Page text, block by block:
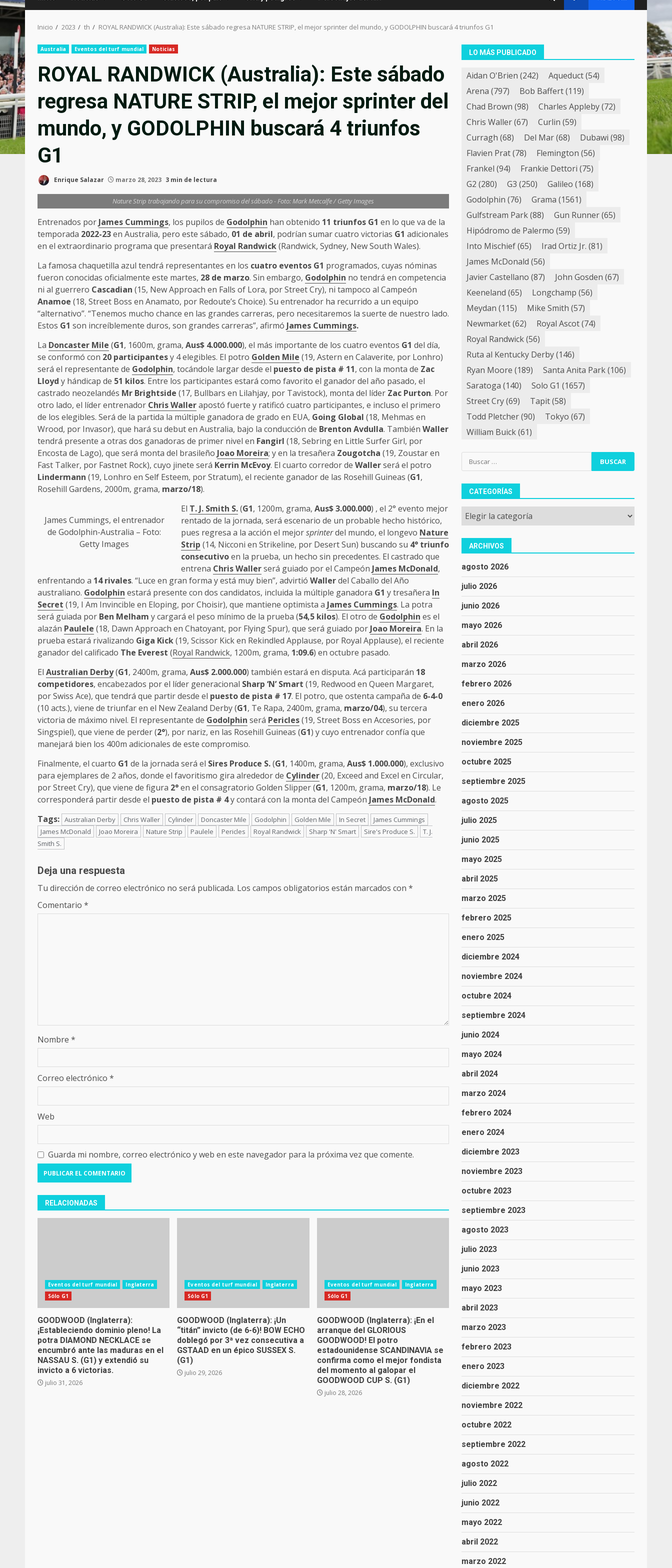
Inicio 2023 th ROYAL RANDWICK (Australia): Este sábado regresa NATURE STRIP, el mejor sprinter del mundo, y GODOLPHIN buscará 4 triunfos G1
Australia Eventos del turf mundial Noticias
ROYAL RANDWICK (Australia): Este sábado
regresa NATURE STRIP, el mejor sprinter del
mundo, y GODOLPHIN buscará 4 triunfos
G1
Enrique Salazar marzo 28, 2023 3 min de lectura
Nature Strip trabajando para su compromiso del sábado - Foto: Mark Metcalfe / Getty Images
Entrenados por James Cummings, los pupilos de Godolphin han obtenido 11 triunfos G1 en lo que va de la
temporada 2022-23en Australia, pero este sábado, 01 de abril, podrían sumar cuatro victorias G1 adicionales
en el extraordinario programa que presentará Royal Randwick(Randwick, Sydney, New South Wales).
La famosa chaquetilla azul tendrá representantes en los cuatro eventos G1 programados, cuyas nóminas
fueron conocidas oficialmente este martes, 28 de marzo. Sin embargo, Godolphin no tendrá en competencia
ni al guerrero Cascadian (15, New Approach en Falls of Lora, por Street Cry), ni tampoco al Campeón
Anamoe (18, Street Boss en Anamato, por Redoute’s Choice). Su entrenador ha recurrido a un equipo
“alternativo”. “Tenemos mucho chance en las grandes carreras, pero necesitaremos la suerte de nuestro lado.
Estos G1 son increíblemente duros, son grandes carreras”, afirmó James Cummings.
La Doncaster Mile (G1, 1600m, grama, Aus$ 4.000.000), el más importante de los cuatro eventos G1 del día,
se conformó con 20 participantesy 4 elegibles. El potro Golden Mile (19, Astern en Calaverite, por Lonhro)
será el representante de Godolphin, tocándole largar desde el puesto de pista # 11, con la monta de Zac
Lloyd y hándicap de 51 kilos. Entre los participantes estará como favorito el ganador del año pasado, el
castrado neozelandés Mr Brightside (17, Bullbars en Lilahjay, por Tavistock), monta del líder Zac Purton. Por
otro lado, el líder entrenador Chris Wallerapostó fuerte y ratificó cuatro participantes, e incluso el primero
de los elegibles. Será de la partida la múltiple ganadora de grado en EUA, Going Global (18, Mehmas en
Wrood, por Invasor), que hará su debut en Australia, bajo la conducción de Brenton Avdulla. También Waller
tendrá presente a otras dos ganadoras de primer nivel en Fangirl (18, Sebring en Little Surfer Girl, por
Encosta de Lago), que será monta del brasileño Joao Moreira; y en la tresañera Zougotcha (19, Zoustar en
Fast Talker, por Fastnet Rock), cuyo jinete será Kerrin McEvoy. El cuarto corredor de Wallerserá el potro
Lindermann (19, Lonhro en Self Esteem, por Stratum), el reciente ganador de las Rosehill Guineas (G1,
Rosehill Gardens, 2000m, grama, marzo/18).
James Cummings, el entrenador
de Godolphin-Australia – Foto:
Getty Images
El T. J. Smith S.(G1, 1200m, grama, Aus$ 3.000.000) , el 2° evento mejor
rentado de la jornada, será escenario de un probable hecho histórico,
pues regresa a la acción el mejorsprinterdel mundo, el longevo Nature
Strip (14, Nicconi en Strikeline, por Desert Sun) buscando su 4° triunfo
consecutivoen la prueba, un hecho sin precedentes. El castrado que
entrena Chris Wallerserá guiado por el Campeón James McDonald,
enfrentando a 14 rivales. “Luce en gran forma y está muy bien”, advirtió Wallerdel Caballo del Año
australiano. Godolphin estará presente con dos candidatos, incluida la múltiple ganadora G1 y tresañera In
Secret (19, I Am Invincible en Eloping, por Choisir), que mantiene optimista a James Cummings. La potra
será guiada por Ben Melham y cargará el peso mínimo de la prueba (54,5 kilos). El otro de Godolphin es el
alazán Paulele (18, Dawn Approach en Chatoyant, por Flying Spur), que será guiado por Joao Moreira. En la
prueba estará rivalizando Giga Kick(19, Scissor Kick en Rekindled Applause, por Royal Applause), el reciente
ganador del calificado The Everest (Royal Randwick, 1200m, grama, 1:09.6) en octubre pasado.
El Australian Derby(G1, 2400m, grama, Aus$ 2.000.000) también estará en disputa. Acá participarán 18
competidores, encabezados por el líder generacional Sharp ‘N’ Smart (19, Redwood en Queen Margaret,
por Swiss Ace), que tendrá que partir desde el puesto de pista # 17. El potro, que ostenta campaña de 6-4-0
(10 acts.), viene de triunfar en el New Zealand Derby (G1, Te Rapa, 2400m, grama, marzo/04), su tercera
victoria de máximo nivel. El representante de Godolphin será Pericles(19, Street Boss en Accesories, por
Singspiel), que viene de perder (2°), por nariz, en las Rosehill Guineas (G1) y cuyo entrenador confía que
manejará bien los 400m adicionales de este compromiso.
Finalmente, el cuarto G1 de la jornada será el Sires Produce S.(G1, 1400m, grama, Aus$ 1.000.000), exclusivo
para ejemplares de 2 años, donde el favoritismo gira alrededor de Cylinder(20, Exceed and Excel en Circular,
por Street Cry), que viene de figura 2°en el consagratorio Golden Slipper (G1, 1200m, grama, marzo/18). Le
corresponderá partir desde el puesto de pista # 4y contará con la monta del Campeón James McDonald.
Tags: Australian Derby Chris Waller Cylinder Doncaster Mile Godolphin Golden Mile In Secret
James Cummings
James McDonald
Joao Moreira Nature Strip Paulele Pericles Royal Randwick Sharp 'N' Smart Sire's Produce S.
T. J.
Smith S.
Deja una respuesta
Tu dirección de correo electrónico no será publicada. Los campos obligatorios están marcados con *
Comentario *
Nombre *
Correo electrónico *
Web
Guarda mi nombre, correo electrónico y web en este navegador para la próxima vez que comente.
RELACIONADAS
Eventos del turf mundial
Inglaterra
Sólo G1
GOODWOOD (Inglaterra):
¡Estableciendo dominio pleno! La
potra DIAMOND NECKLACE se
encumbró ante las maduras en el
NASSAU S. (G1) y extendió su
invicto a 6 victorias.
julio 31, 2026
Eventos del turf mundial
Inglaterra
Sólo G1
GOODWOOD (Inglaterra): ¡Un
“titán” invicto (de 6-6)! BOW ECHO
doblegó por 3ª vez consecutiva a
GSTAAD en un épico SUSSEX S.
(G1)
julio 29, 2026
Eventos del turf mundial
Inglaterra
Sólo G1
GOODWOOD (Inglaterra): ¡En el
arranque del GLORIOUS
GOODWOOD! El potro
estadounidense SCANDINAVIA se
confirma como el mejor fondista
del momento al galopar el
GOODWOOD CUP S. (G1)
julio 28, 2026
LO MÁS PUBLICADO
Aidan O'Brien (242) Aqueduct(54)
Arena (797) Bob Baffert(119)
Chad Brown (98) Charles Appleby(72)
Chris Waller(67) Curlin (59)
Curragh (68) Del Mar(68) Dubawi (98)
Flavien Prat(78) Flemington (56)
Frankel (94) Frankie Dettori (75)
G2 (280) G3 (250) Galileo (168)
Godolphin (76) Grama (1561)
Gulfstream Park(88) Gun Runner(65)
Hipódromo de Palermo (59)
Into Mischief(65) Irad Ortiz Jr. (81)
James McDonald (56)
Javier Castellano (87) John Gosden (67)
Keeneland (65) Longchamp (56)
Meydan (115) Mike Smith (57)
Newmarket(62) Royal Ascot(74)
Royal Randwick(56)
Ruta al Kentucky Derby(146)
Ryan Moore (189) Santa Anita Park(106)
Saratoga (140) Solo G1 (1657)
Street Cry(69) Tapit(58)
Todd Pletcher(90) Tokyo (67)
William Buick(61)
Buscar:
CATEGORÍAS
Categorías
ARCHIVOS
agosto 2026
julio 2026
junio 2026
mayo 2026
abril 2026
marzo 2026
febrero 2026
enero 2026
diciembre 2025
noviembre 2025
octubre 2025
septiembre 2025
agosto 2025
julio 2025
junio 2025
mayo 2025
abril 2025
marzo 2025
febrero 2025
enero 2025
diciembre 2024
noviembre 2024
octubre 2024
septiembre 2024
junio 2024
mayo 2024
abril 2024
marzo 2024
febrero 2024
enero 2024
diciembre 2023
noviembre 2023
octubre 2023
septiembre 2023
agosto 2023
julio 2023
junio 2023
mayo 2023
abril 2023
marzo 2023
febrero 2023
enero 2023
diciembre 2022
noviembre 2022
octubre 2022
septiembre 2022
agosto 2022
julio 2022
junio 2022
mayo 2022
abril 2022
marzo 2022